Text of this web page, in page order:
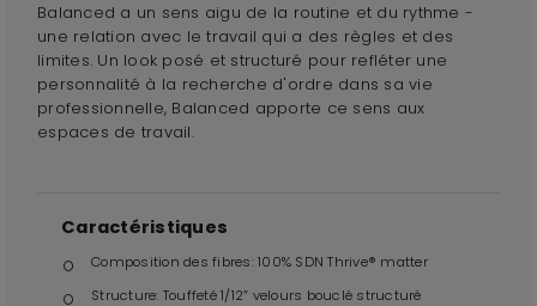
Balanced a un sens aigu de la routine et du rythme -
une relation avec le travail qui a des règles et des
limites. Un look posé et structuré pour refléter une
personnalité à la recherche d'ordre dans sa vie
professionnelle, Balanced apporte ce sens aux
espaces de travail.
Caractéristiques
Composition des fibres: 100% SDN Thrive® matter
Structure: Touffeté 1/12” velours bouclé structuré